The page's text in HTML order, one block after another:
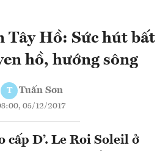
Tây Hồ: Sức hút bất
hồ, hướng sông
T Tuấn Sơn
05/12/2017
cấp D’. Le Roi Soleil ở